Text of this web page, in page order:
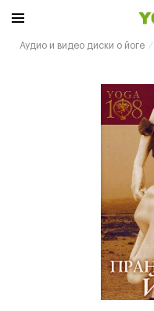
Аудио и видео диски о йоге